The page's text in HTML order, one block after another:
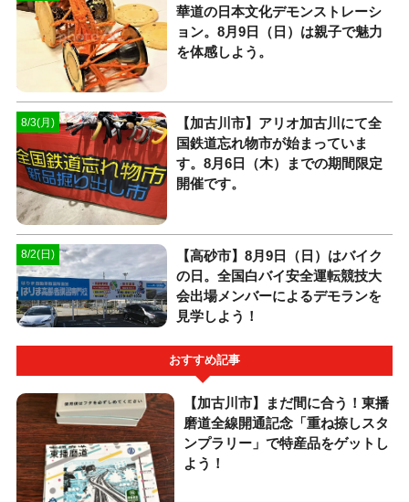
華道の日本文化デモンストレーシ
ョン。8月9日（日）は親子で魅力
を体感しよう。
8/3(月)
【加古川市】アリオ加古川にて全
国鉄道忘れ物市が始まっていま
す。8月6日（木）までの期間限定
開催です。
8/2(日)
【高砂市】8月9日（日）はバイク
の日。全国白バイ安全運転競技大
会出場メンバーによるデモランを
見学しよう！
おすすめ記事
【加古川市】まだ間に合う！東播
磨道全線開通記念「重ね捺しスタ
ンプラリー」で特産品をゲットし
よう！